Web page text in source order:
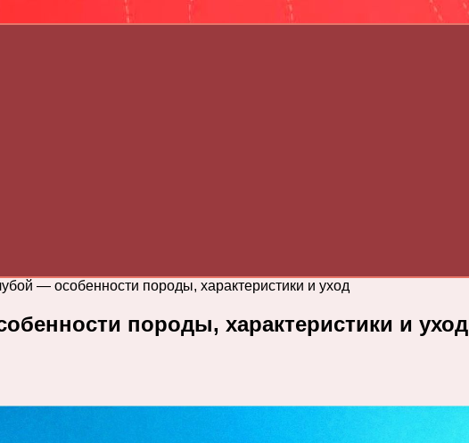
— особенности породы, характеристики и уход
породы, характеристики и уход